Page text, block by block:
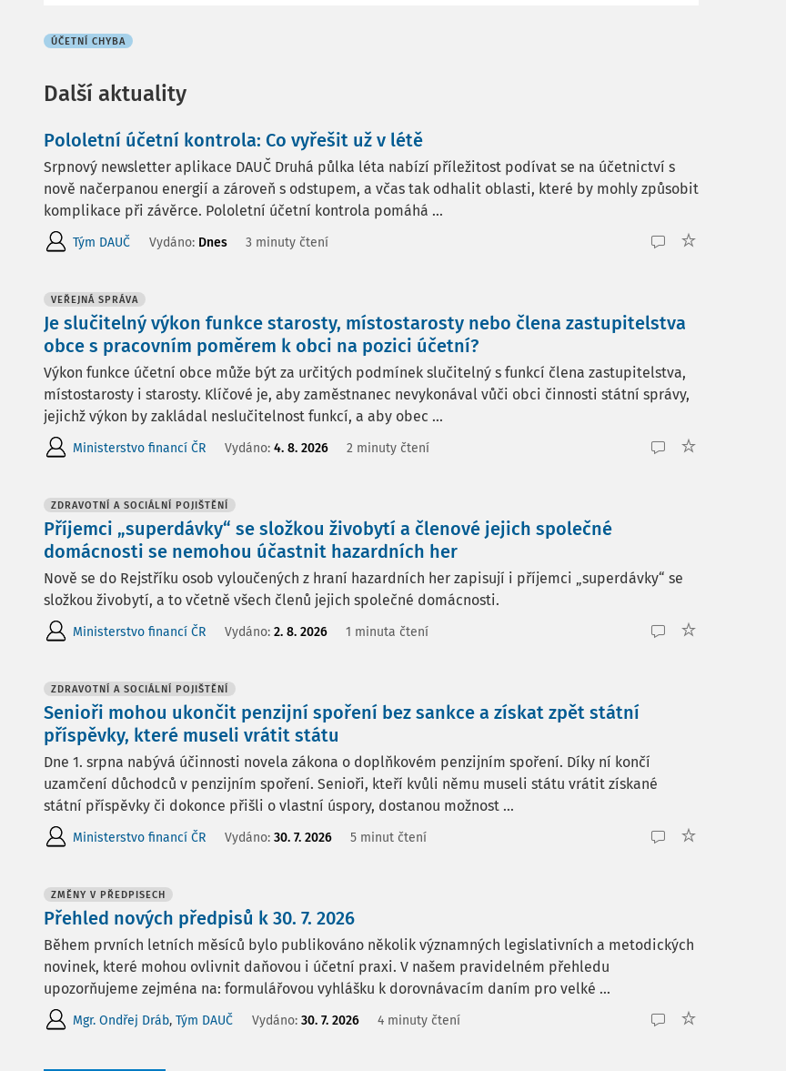
ÚČETNÍ CHYBA
Další aktuality
Pololetní účetní kontrola: Co vyřešit už v létě
Srpnový newsletter aplikace DAUČ Druhá půlka léta nabízí příležitost podívat se na účetnictví s
nově načerpanou energií a zároveň s odstupem, a včas tak odhalit oblasti, které by mohly způsobit
komplikace při závěrce. Pololetní účetní kontrola pomáhá ...
Tým DAUČ Vydáno: Dnes 3 minuty čtení
VEŘEJNÁ SPRÁVA
Je slučitelný výkon funkce starosty, místostarosty nebo člena zastupitelstva
obce s pracovním poměrem k obci na pozici účetní?
Výkon funkce účetní obce může být za určitých podmínek slučitelný s funkcí člena zastupitelstva,
místostarosty i starosty. Klíčové je, aby zaměstnanec nevykonával vůči obci činnosti státní správy,
jejichž výkon by zakládal neslučitelnost funkcí, a aby obec ...
Ministerstvo financí ČR Vydáno: 4. 8. 2026 2 minuty čtení
ZDRAVOTNÍ A SOCIÁLNÍ POJIŠTĚNÍ
Příjemci „superdávky“ se složkou živobytí a členové jejich společné
domácnosti se nemohou účastnit hazardních her
Nově se do Rejstříku osob vyloučených z hraní hazardních her zapisují i příjemci „superdávky“ se
složkou živobytí, a to včetně všech členů jejich společné domácnosti.
Ministerstvo financí ČR Vydáno: 2. 8. 2026 1 minuta čtení
ZDRAVOTNÍ A SOCIÁLNÍ POJIŠTĚNÍ
Senioři mohou ukončit penzijní spoření bez sankce a získat zpět státní
příspěvky, které museli vrátit státu
Dne 1. srpna nabývá účinnosti novela zákona o doplňkovém penzijním spoření. Díky ní končí
uzamčení důchodců v penzijním spoření. Senioři, kteří kvůli němu museli státu vrátit získané
státní příspěvky či dokonce přišli o vlastní úspory, dostanou možnost ...
Ministerstvo financí ČR Vydáno: 30. 7. 2026 5 minut čtení
ZMĚNY V PŘEDPISECH
Přehled nových předpisů k 30. 7. 2026
Během prvních letních měsíců bylo publikováno několik významných legislativních a metodických
novinek, které mohou ovlivnit daňovou i účetní praxi. V našem pravidelném přehledu
upozorňujeme zejména na: formulářovou vyhlášku k dorovnávacím daním pro velké ...
Mgr. Ondřej Dráb, Tým DAUČ Vydáno: 30. 7. 2026 4 minuty čtení